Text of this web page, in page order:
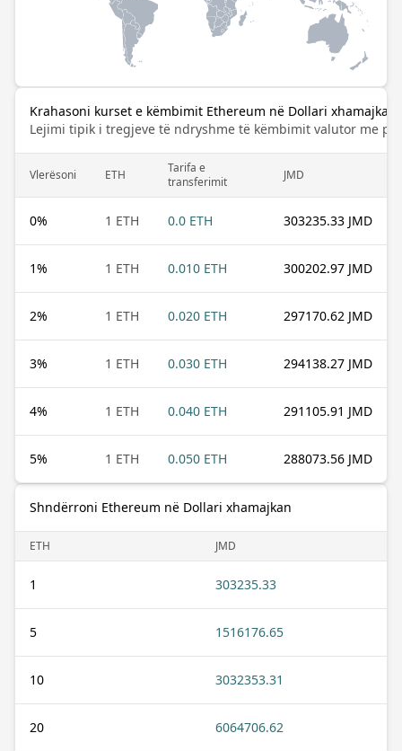
Krahasoni kurset e këmbimit Ethereum në Dollari xhamajkan
Lejimi tipik i tregjeve të ndryshme të këmbimit valutor me
Vlerësoni ETH
Tarifa e
transferimit
JMD
0% 1 ETH 0.0 ETH 303235.33 JMD
1% 1 ETH 0.010 ETH 300202.97 JMD
2% 1 ETH 0.020 ETH 297170.62 JMD
3% 1 ETH 0.030 ETH 294138.27 JMD
4% 1 ETH 0.040 ETH 291105.91 JMD
5% 1 ETH 0.050 ETH 288073.56 JMD
Shndërroni Ethereum në Dollari xhamajkan
ETH JMD
1 303235.33
5 1516176.65
10 3032353.31
20 6064706.62